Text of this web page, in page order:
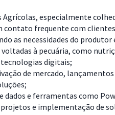
Agrícolas, especialmente
contato frequente com clientes
as necessidades do produtor
à pecuária, como
digitais;
de mercado,
dados e ferramentas como
e implementação de